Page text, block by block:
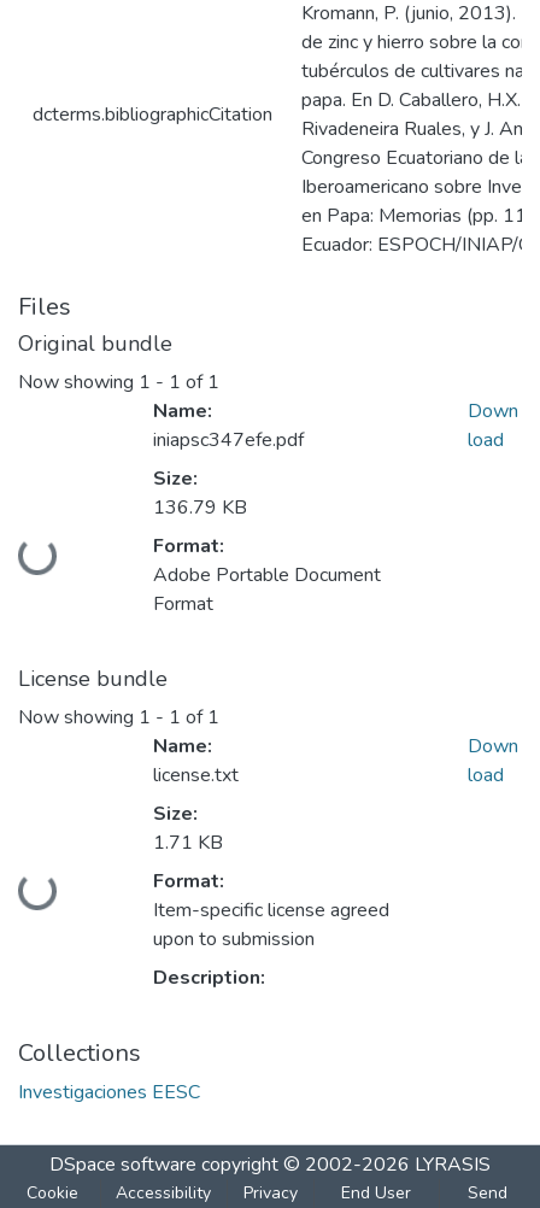
dcterms.bibliographicCitation
Kromann, P. (junio, 2013).
de zinc y hierro sobre la
tubérculos de cultivares
papa. En D. Caballero, H.X.
Rivadeneira Ruales, y J.
Congreso Ecuatoriano de la
Iberoamericano sobre
en Papa: Memorias (pp.
Ecuador: ESPOCH/INIAP/
Files
Original bundle
Now showing 1 - 1 of 1
Loading...
Name:
iniapsc347efe.pdf
Size:
136.79 KB
Format:
Adobe Portable Document
Format
Down
load
License bundle
Now showing 1 - 1 of 1
Loading...
Name:
license.txt
Size:
1.71 KB
Format:
Item-specific license agreed
upon to submission
Description:
Down
load
Collections
Investigaciones EESC
DSpace software copyright © 2002-2026 LYRASIS
Cookie
Accessibility
Privacy
End User
Send